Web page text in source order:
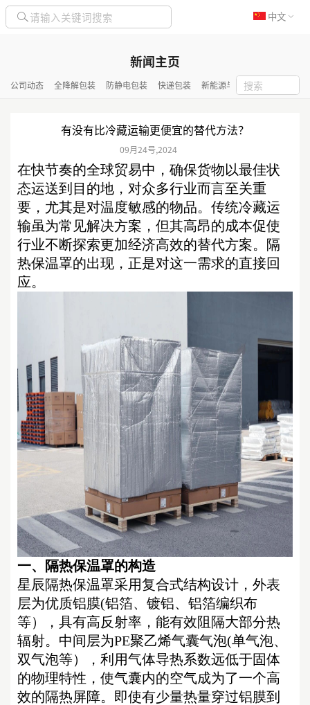
中文
新闻主页
公司动态 全降解包装 防静电包装 快递包装 新能源与化工包装
有没有比冷藏运输更便宜的替代方法？
09月24号,2024
在快节奏的全球贸易中，确保货物以最佳状
态运送到目的地，对众多行业而言至关重
要，尤其是对温度敏感的物品。传统冷藏运
输虽为常 见解决方案，但其高昂的成本促使
行业不断探索更加经济高效的替代方案。 隔
热保温罩的出现， 正是对这一需求的直接回
应。
一、 隔热保温罩的构造
星辰隔热保温罩采用复合式结构设计，外表
层为优质铝膜(铝箔、镀铝、铝箔编织布
等），具有高反射率，能有效阻隔大部分热
辐射。中间层为PE聚乙烯气囊气泡(单气泡、
双气泡等），利用气体导热系数远低于固体
的物理特性，使气囊内的空气成为了一个高
效的隔热屏障。即使有少量热量穿过铝膜到